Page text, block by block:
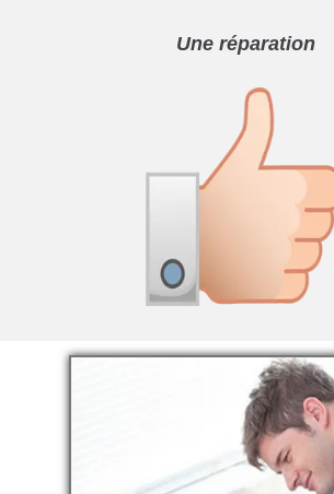
Une réparation